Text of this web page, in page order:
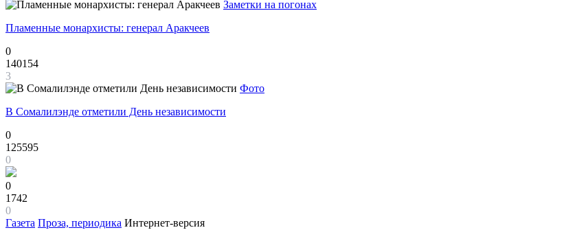
Заметки на погонах
Пламенные монархисты: генерал Аракчеев
0
140154
3
Фото
В Сомалилэнде отметили День независимости
0
125595
0
0
1742
0
Газета Проза, периодика Интернет-версия